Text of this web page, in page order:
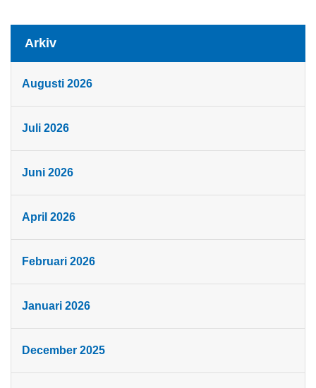
Arkiv
Augusti 2026
Juli 2026
Juni 2026
April 2026
Februari 2026
Januari 2026
December 2025